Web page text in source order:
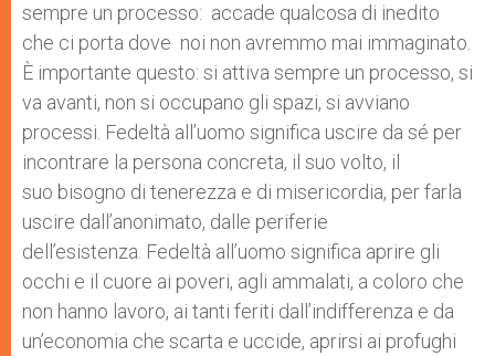
sempre un processo: accade qualcosa di inedito
che ci porta dove noi non avremmo mai immaginato.
È importante questo: si attiva sempre un processo, si
va avanti, non si occupano gli spazi, si avviano
processi. Fedeltà all’uomo significa uscire da sé per
incontrare la persona concreta, il suo volto, il
suo bisogno di tenerezza e di misericordia, per farla
uscire dall’anonimato, dalle periferie
dell’esistenza. Fedeltà all’uomo significa aprire gli
occhi e il cuore ai poveri, agli ammalati, a coloro che
non hanno lavoro, ai tanti feriti dall’indifferenza e da
un’economia che scarta e uccide, aprirsi ai profughi